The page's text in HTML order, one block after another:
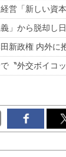
営「新しい資
義」から脱却し
新政権 内外に
〝外交ボイコ